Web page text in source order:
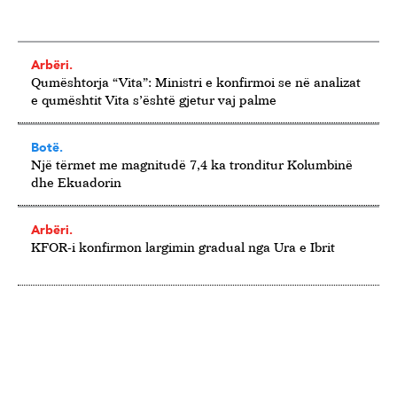
Arbëri.
Qumështorja “Vita”: Ministri e konfirmoi se në analizat
e qumështit Vita s’është gjetur vaj palme
Botë.
Një tërmet me magnitudë 7,4 ka tronditur Kolumbinë
dhe Ekuadorin
Arbëri.
KFOR-i konfirmon largimin gradual nga Ura e Ibrit